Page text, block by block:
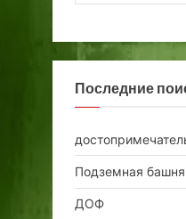
Последние
Подземная башня
ДОФ